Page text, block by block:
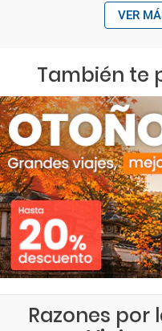
VER
También te
Razones por